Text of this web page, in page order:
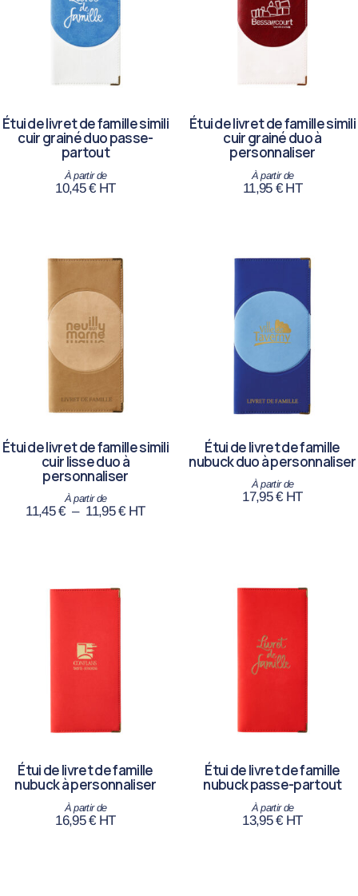
Étui de livret de famille simili
cuir grainé duo passe-
partout
10,45€ HT
Étui de livret de famille simili
cuir grainé duo à
personnaliser
11,95 € HT
Étui de livret de famille simili
cuir lisse duo à
personnaliser
11,45€ – 11,95€ HT
Étui de livret de famille
nubuck duo à personnaliser
17,95€ HT
Étui de livret de famille
nubuck à personnaliser
16,95€ HT
Étui de livret de famille
nubuck passe-partout
13,95€ HT